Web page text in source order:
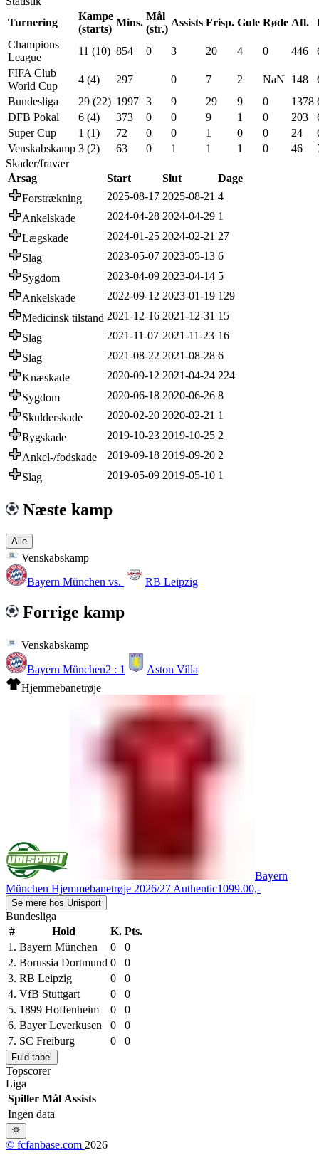
Turnering
Kampe
(starts)
Mins.
Mål
(str.)
Assists Frisp. Gule Røde Afl.
Champions
League
11 (10) 854 0 3 20 4 0 446
FIFA Club
World Cup
4 (4) 297 0 7 2 NaN 148
Bundesliga
29 (22) 1997 3 9 29 9 0 1378
DFB Pokal
6 (4) 373 0 0 9 1 0 203
Super Cup
1 (1) 72 0 0 1 0 0 24
Venskabskamp 3 (2) 63 0 1 1 1 0 46
Skader/fravær
Årsag
Start Slut
Dage
Forstrækning
2025-08-17 2025-08-21 4
Ankelskade
2024-04-28 2024-04-29 1
Lægskade
2024-01-25 2024-02-21 27
Slag
2023-05-07 2023-05-13 6
Sygdom
2023-04-09 2023-04-14 5
Ankelskade
2022-09-12 2023-01-19 129
Medicinsk tilstand 2021-12-16 2021-12-31 15
Slag
2021-11-07 2021-11-23 16
Slag
2021-08-22 2021-08-28 6
Knæskade
2020-09-12 2021-04-24 224
Sygdom
2020-06-18 2020-06-26 8
Skulderskade
2020-02-20 2020-02-21 1
Rygskade
2019-10-23 2019-10-25 2
Ankel-/fodskade
2019-09-18 2019-09-20 2
Slag
2019-05-09 2019-05-10 1
Næste kamp
Alle
Venskabskamp
Bayern München vs. RB Leipzig
Forrige kamp
Venskabskamp
Bayern München2 : 1
Aston Villa
Hjemmebanetrøje
Bayern
München Hjemmebanetrøje 2026/27 Authentic1099.00,-
Se mere hos Unisport
Bundesliga
#
Hold K. Pts.
1. Bayern München 0
0
2. Borussia Dortmund 0
0
3. RB Leipzig 0
0
4. VfB Stuttgart 0
0
5. 1899 Hoffenheim 0
0
6. Bayer Leverkusen 0
0
7. SC Freiburg 0 0
Fuld tabel
Topscorer
Liga
Spiller Mål Assists
Ingen data
© fcfanbase.com 2026